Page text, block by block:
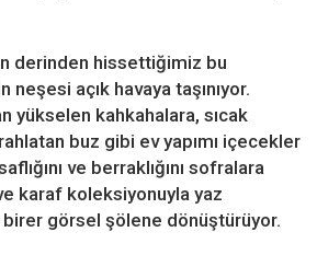
derinden hissettiğimiz bu
açık havaya taşınıyor.
yükselen kahkahalara, sıcak
buz gibi ev yapımı içecekler
ve berraklığını sofralara
karaf koleksiyonuyla yaz
birer görsel şölene dönüştürüyor.